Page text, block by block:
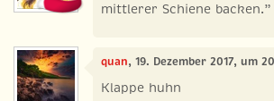
mittlerer Schiene
quan, 19. Dezember 2017, um
Klappe huhn